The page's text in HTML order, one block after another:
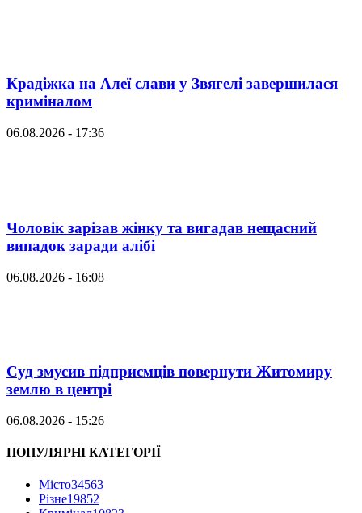
Крадіжка на Алеї слави у Звягелі завершилася
криміналом
06.08.2026 - 17:36
Чоловік зарізав жінку та вигадав нещасний
випадок заради алібі
06.08.2026 - 16:08
Суд змусив підприємців повернути Житомиру
землю в центрі
06.08.2026 - 15:26
ПОПУЛЯРНІ КАТЕГОРІЇ
Місто34563
Різне19852